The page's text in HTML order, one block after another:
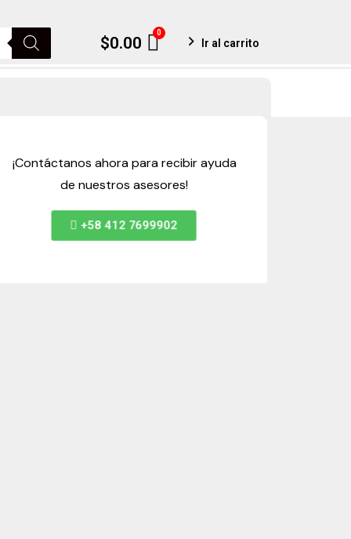
$0.00
0Cart Ir al carrito
¡Contáctanos ahora para recibir ayuda
de nuestros asesores!
+58 412 7699902